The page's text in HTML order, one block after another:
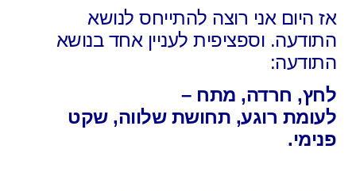
אז היום אני רוצה להתייחס לנושא
התודעה. וספציפית לעניין אחד בנושא
התודעה:
לחץ, חרדה, מתח –
לעומת רוגע, תחושת שלווה, שקט
פנימי.